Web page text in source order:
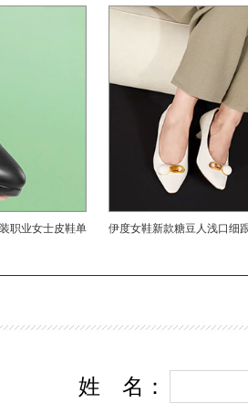
始终站在时尚的前沿，成为国内具潜力
鞋的品牌，更是一种生活态度、一种生
是多层次、多方面的，人们追求不同的生
应变化、在变化中展现女性外在与内在的
的魅力。 伊度，时尚、流行的代名词
之间的真诚付出，倡导积极心态、简
鞋，不仅仅是一个鞋的品牌，更是一种
代潮流的生活应该是多层次、多方面的，
不断掌握变化，适应变化、在变化中展现
者的喜爱与认可。同时产品以款式新颖、
职业女士皮鞋单 伊度女鞋新款糖豆人浅口细
姓 名 ：